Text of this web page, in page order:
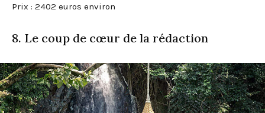
Prix : 2402 euros environ
8. Le coup de cœur de la rédaction